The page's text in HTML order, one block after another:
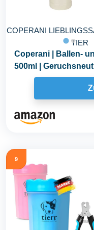
COPERANI
TIER
Coperani | Ballen-
500ml |
9